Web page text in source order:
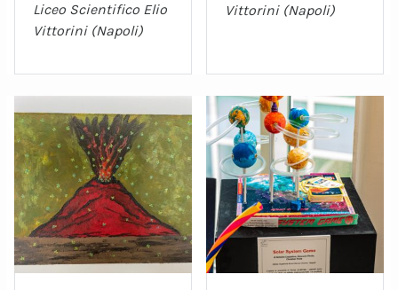
Liceo Scientifico Elio
Vittorini (Napoli)
Vittorini (Napoli)